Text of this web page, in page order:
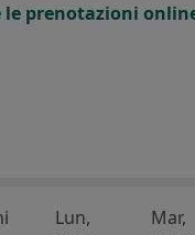
prenotazioni
Lun, Mar,